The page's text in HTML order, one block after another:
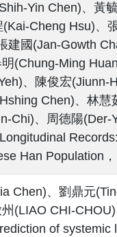
Yin Chen)、黃
Cheng Hsu)、
建國(Jan-Gowth
(Chung-Ming
、陳俊宏(Jiunn-
Chen)、林
Chi)、周德陽(Der-
Han Population
Chen)、劉鼎元
(LIAO CHI-
of